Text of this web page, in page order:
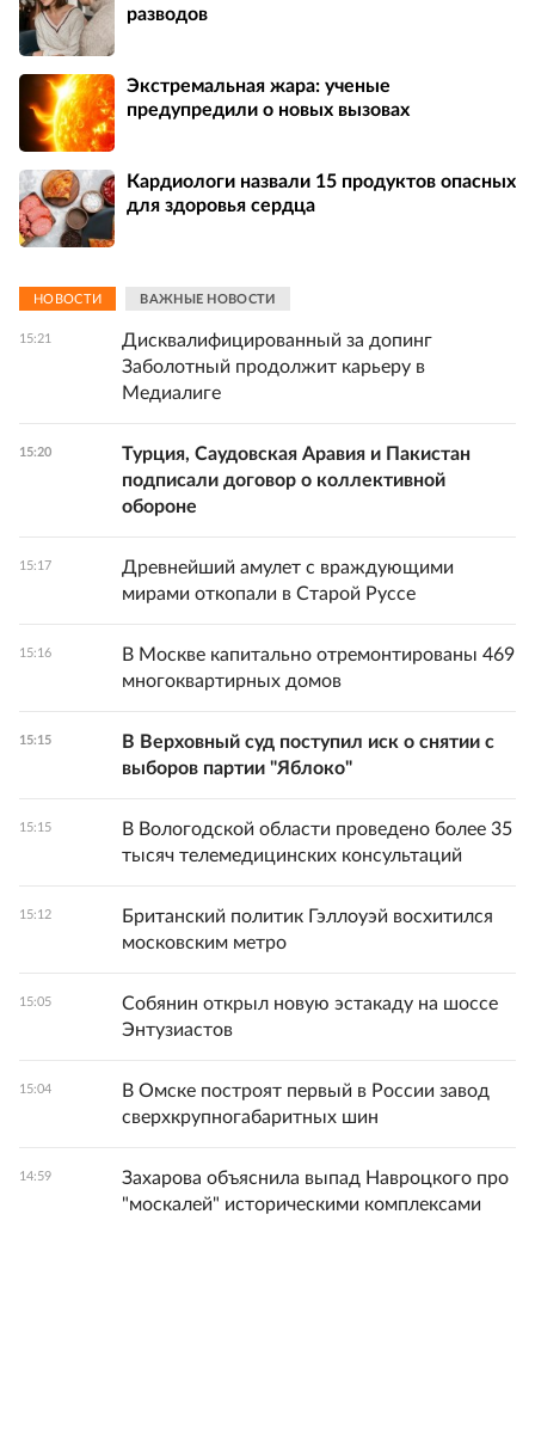
разводов
Экстремальная жара: ученые
предупредили о новых вызовах
Кардиологи назвали 15 продуктов опасных
для здоровья сердца
НОВОСТИ ВАЖНЫЕ НОВОСТИ
15:21
Дисквалифицированный за допинг
Заболотный продолжит карьеру в
Медиалиге
15:20
Турция, Саудовская Аравия и Пакистан
подписали договор о коллективной
обороне
15:17
Древнейший амулет с враждующими
мирами откопали в Старой Руссе
15:16
В Москве капитально отремонтированы 469
многоквартирных домов
15:15
В Верховный суд поступил иск о снятии с
выборов партии "Яблоко"
15:15
В Вологодской области проведено более 35
тысяч телемедицинских консультаций
15:12
Британский политик Гэллоуэй восхитился
московским метро
15:05
Собянин открыл новую эстакаду на шоссе
Энтузиастов
15:04
В Омске построят первый в России завод
сверхкрупногабаритных шин
14:59
Захарова объяснила выпад Навроцкого про
"москалей" историческими комплексами